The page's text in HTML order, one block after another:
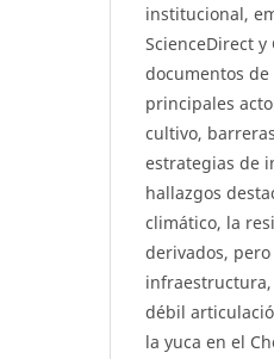
institucional,
ScienceDirect
documentos
principales
cultivo,
estrategias de
hallazgos
climático, la
derivados,
débil
la yuca en el